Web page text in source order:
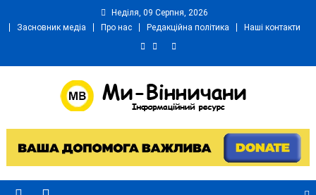
Неділя, 09 Серпня, 2026
Засновник медіа
Про нас Редакційна політика Наші контакти
Ми Вінничани